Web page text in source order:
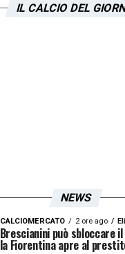
IL CALCIO DEL
NEWS
CALCIOMERCATO 2 ore ago
Brescianini può sbloccare
la Fiorentina apre al